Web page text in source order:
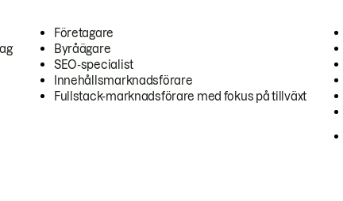
Företagare
Byråägare
SEO-specialist
Innehållsmarknadsförare
Fullstack-marknadsförare med fokus på tillväxt